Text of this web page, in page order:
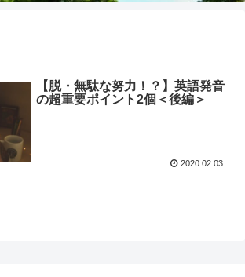
【脱・無駄な努力！？】英語発音
の超重要ポイント2個＜後編＞
2020.02.03